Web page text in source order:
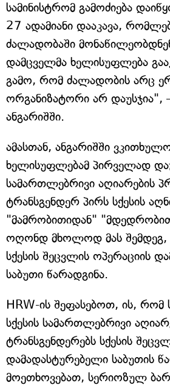
სამინისტრომ გამოძიება
27 ადამიანი დააკავა,
ძალადობაში
დამცველმა ხელისუფლება
გამო, რომ ძალადობის არც
ორგანიზატორი არ დაუსჯია",
ანგარიშში.
ამასთან, ანგარიშში
ხელისუფლებამ პირველად
სამართლებრივი აღიარების
ტრანსგენდერ პირს სქესის
"მამრობითიდან"
ოღონდ მხოლოდ მას შემდეგ,
სქესის შეცვლის ოპერაციის
საბუთი წარადგინა.
HRW-ის შეფასებოთ, ის,
სქესის სამართლებრივი
ტრანსგენდერებს სქესის
დამადასტურებელი საბუთის
მოეთხოვებათ, სერიოზულ